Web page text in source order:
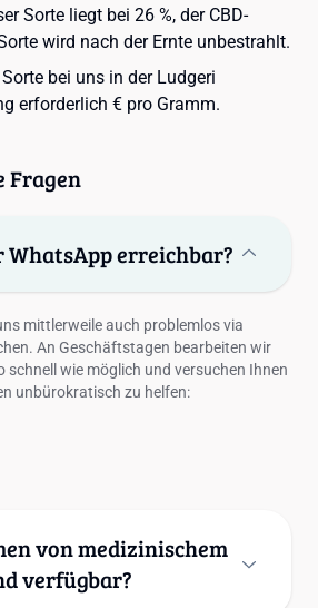
Sorte liegt bei 26 %, der CBD-
wird nach der Ernte unbestrahlt.
bei uns in der Ludgeri
erforderlich € pro Gramm.
Fragen
WhatsApp erreichbar?
mittlerweile auch problemlos via
An Geschäftstagen bearbeiten wir
schnell wie möglich und versuchen Ihnen
unbürokratisch zu helfen:
von medizinischem
verfügbar?